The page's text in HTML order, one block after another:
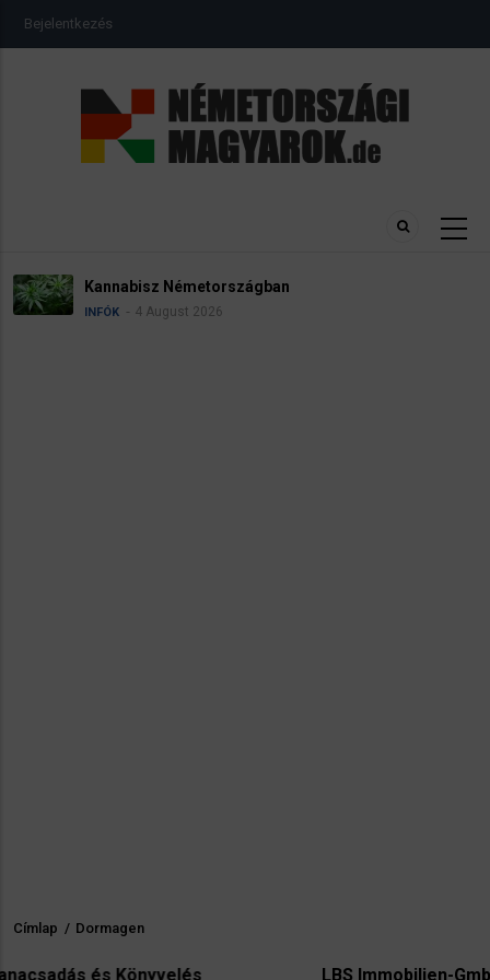
USER
ACCOUNT
Bejelentkezés
Kannabisz Németországban
INFÓK 4 August 2026
Morzsa
Címlap / Dormagen
Könyvelés LBS Immobilien-GmbH NordWest